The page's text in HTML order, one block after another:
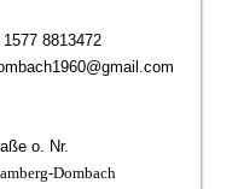
8813472
o. Nr.
Dombach